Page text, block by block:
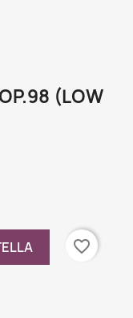
(LOW
favorite_border